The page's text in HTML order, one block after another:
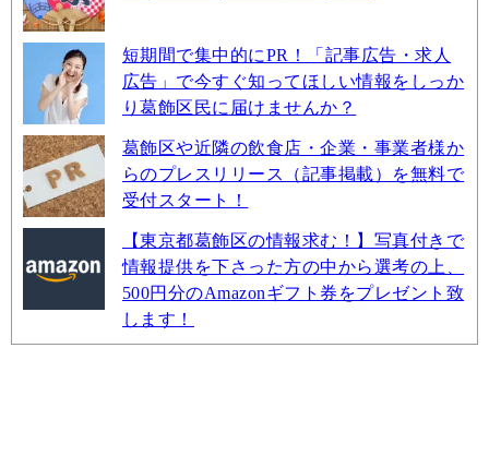
短期間で集中的にPR！「記事広告・求人
広告」で今すぐ知ってほしい情報をしっか
り葛飾区民に届けませんか？
葛飾区や近隣の飲食店・企業・事業者様か
らのプレスリリース（記事掲載）を無料で
受付スタート！
【東京都葛飾区の情報求む！】写真付きで
情報提供を下さった方の中から選考の上、
500円分のAmazonギフト券をプレゼント致
します！